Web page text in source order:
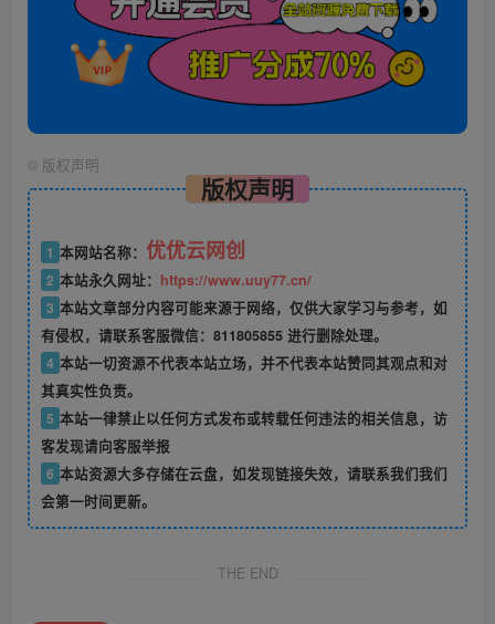
© 版权声明
版权声明
1 本网站名称： 优优云网创
2 本站永久网址： https://www.uuy77.cn/
3 本站文章部分内容可能来源于网络，仅供大家学习与参考，如
有侵权，请联系客服微信：811805855 进行删除处理。
4 本站一切资源不代表本站立场，并不代表本站赞同其观点和对
其真实性负责。
5 本站一律禁止以任何方式发布或转载任何违法的相关信息，访
客发现请向客服举报
6 本站资源大多存储在云盘，如发现链接失效，请联系我们我们
会第一时间更新。
THE END